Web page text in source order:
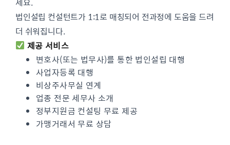
법인설립 컨설턴트가 1:1로 매칭되어 전과정에 도움을 드려
더 쉬워집니다.
제공 서비스
변호사(또는 법무사)를 통한 법인설립 대행
사업자등록 대행
비상주사무실 연계
업종 전문 세무사 소개
정부지원금 컨설팅 무료 제공
가맹거래서 무료 상담